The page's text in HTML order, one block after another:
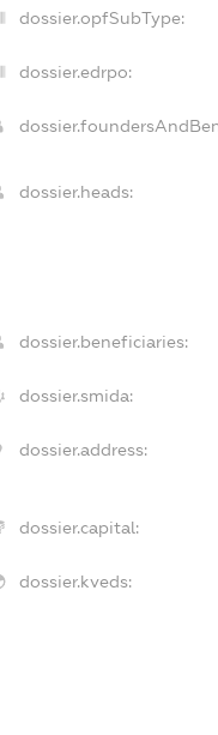
dossier.opfSubType:
dossier.edrpo:
dossier.heads:
dossier.beneficiaries:
dossier.smida:
dossier.address:
dossier.capital:
dossier.kveds: